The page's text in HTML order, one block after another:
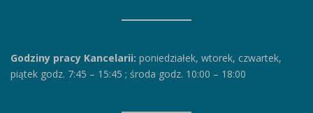
Godziny pracy Kancelarii: poniedziałek, wtorek, czwartek,
piątek godz. 7:45 – 15:45 ; środa godz. 10:00 – 18:00